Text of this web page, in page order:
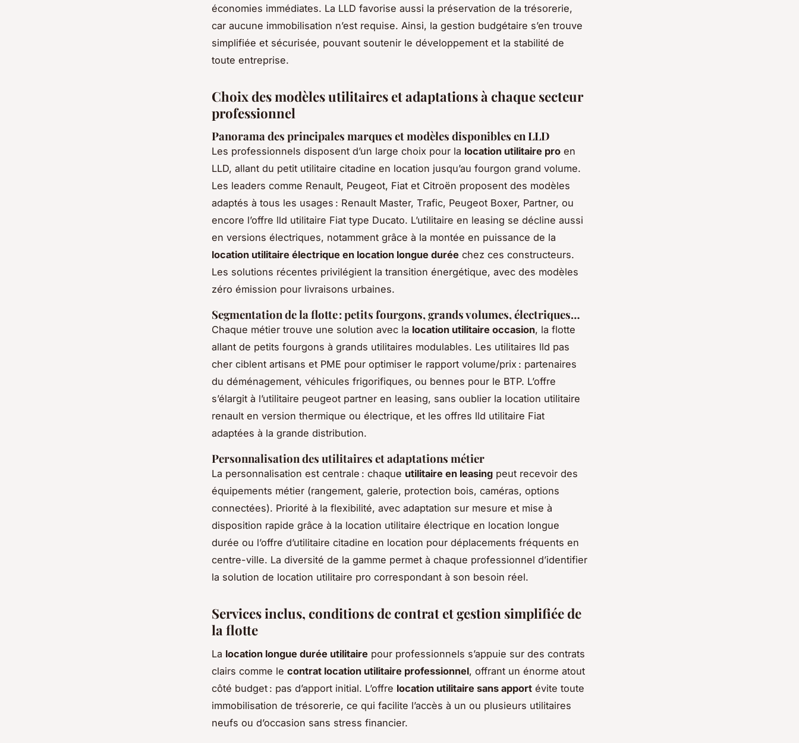
économies immédiates. La LLD favorise aussi la préservation de la trésorerie,
car aucune immobilisation n’est requise. Ainsi, la gestion budgétaire s’en trouve
simplifiée et sécurisée, pouvant soutenir le développement et la stabilité de
toute entreprise.
Choix des modèles utilitaires et adaptations à chaque secteur
professionnel
Panorama des principales marques et modèles disponibles en LLD
Les professionnels disposent d’un large choix pour la location utilitaire pro en
LLD, allant du petit utilitaire citadine en location jusqu’au fourgon grand volume.
Les leaders comme Renault, Peugeot, Fiat et Citroën proposent des modèles
adaptés à tous les usages : Renault Master, Trafic, Peugeot Boxer, Partner, ou
encore l’offre lld utilitaire Fiat type Ducato. L’utilitaire en leasing se décline aussi
en versions électriques, notamment grâce à la montée en puissance de la
location utilitaire électrique en location longue durée chez ces constructeurs.
Les solutions récentes privilégient la transition énergétique, avec des modèles
zéro émission pour livraisons urbaines.
Segmentation de la flotte : petits fourgons, grands volumes, électriques…
Chaque métier trouve une solution avec la location utilitaire occasion, la flotte
allant de petits fourgons à grands utilitaires modulables. Les utilitaires lld pas
cher ciblent artisans et PME pour optimiser le rapport volume/prix : partenaires
du déménagement, véhicules frigorifiques, ou bennes pour le BTP. L’offre
s’élargit à l’utilitaire peugeot partner en leasing, sans oublier la location utilitaire
renault en version thermique ou électrique, et les offres lld utilitaire Fiat
adaptées à la grande distribution.
Personnalisation des utilitaires et adaptations métier
La personnalisation est centrale : chaque utilitaire en leasing peut recevoir des
équipements métier (rangement, galerie, protection bois, caméras, options
connectées). Priorité à la flexibilité, avec adaptation sur mesure et mise à
disposition rapide grâce à la location utilitaire électrique en location longue
durée ou l’offre d’utilitaire citadine en location pour déplacements fréquents en
centre-ville. La diversité de la gamme permet à chaque professionnel d’identifier
la solution de location utilitaire pro correspondant à son besoin réel.
Services inclus, conditions de contrat et gestion simplifiée de
la flotte
La location longue durée utilitaire pour professionnels s’appuie sur des contrats
clairs comme le contrat location utilitaire professionnel, offrant un énorme atout
côté budget : pas d’apport initial. L’offre location utilitaire sans apport évite toute
immobilisation de trésorerie, ce qui facilite l’accès à un ou plusieurs utilitaires
neufs ou d’occasion sans stress financier.